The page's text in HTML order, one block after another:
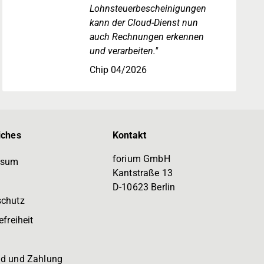
Lohnsteuerbescheinigungen
kann der Cloud-Dienst nun
auch Rechnungen erkennen
und verarbeiten."
Chip 04/2026
und Zahlung
Kontakt
forium GmbH
Kantstraße 13
D-10623 Berlin